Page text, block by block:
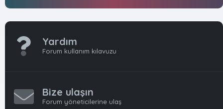
Yardım
Forum kullanım kılavuzu
Bize ulaşın
Forum yöneticilerine ulaş